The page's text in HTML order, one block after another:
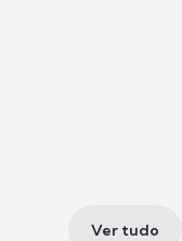
Ver tudo